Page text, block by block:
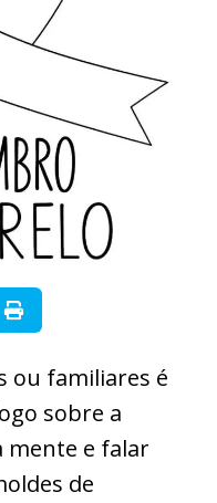
ou familiares é
sobre a
mente e falar
de